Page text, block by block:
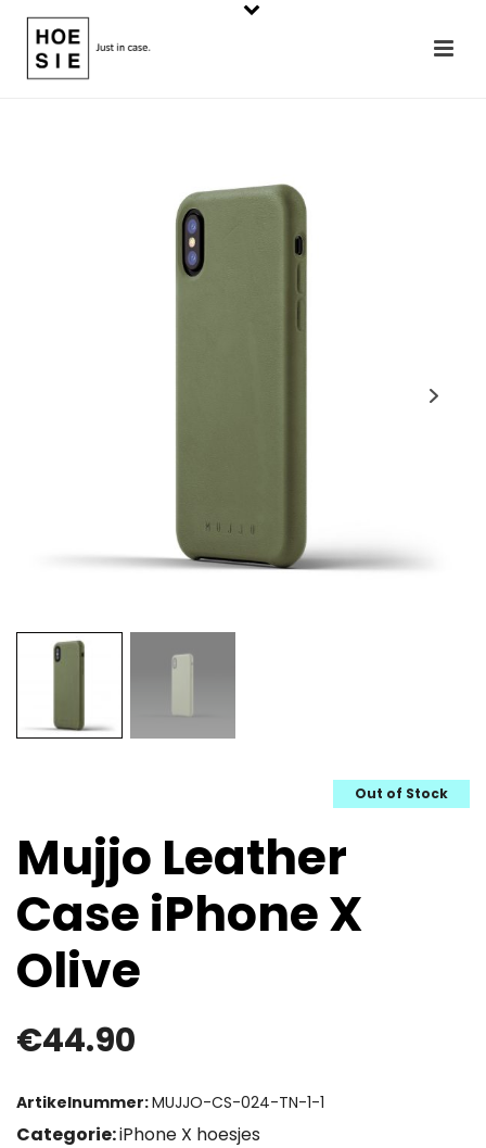
Out of Stock
Mujjo Leather
Case iPhone X
Olive
€44.90
Artikelnummer:MUJJO-CS-024-TN-1-1
Categorie:iPhone X hoesjes